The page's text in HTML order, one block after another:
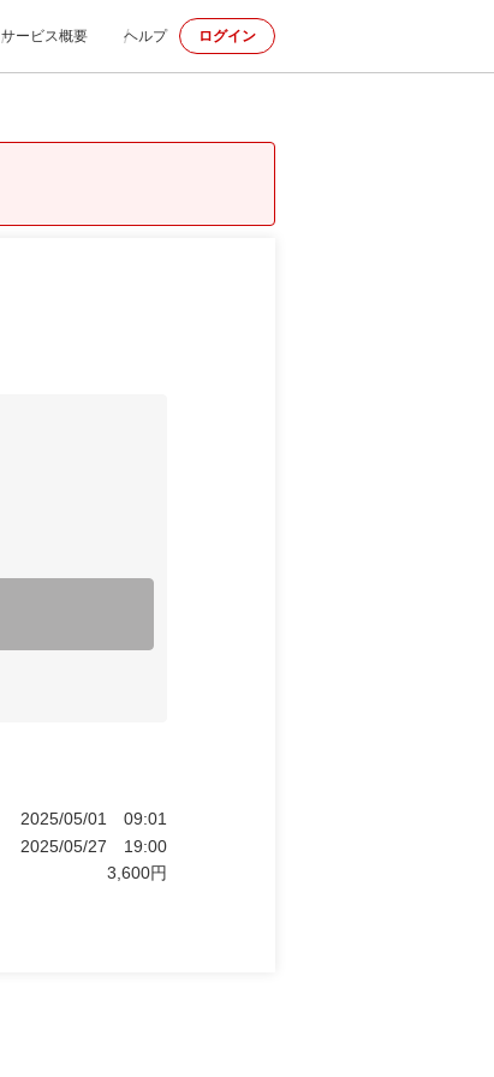
サービス概要 ヘルプ ログイン
2025/05/01
09:01
2025/05/27
19:00
3,600円